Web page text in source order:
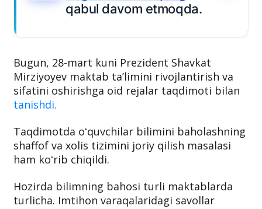
etmoqda.
Bugun, 28-mart kuni Prezident Shavkat
sifatini oshirishga oid rejalar taqdimoti bilan
tanishdi.
shaffof va xolis tizimini joriy qilish masalasi
ham koʻrib chiqildi.